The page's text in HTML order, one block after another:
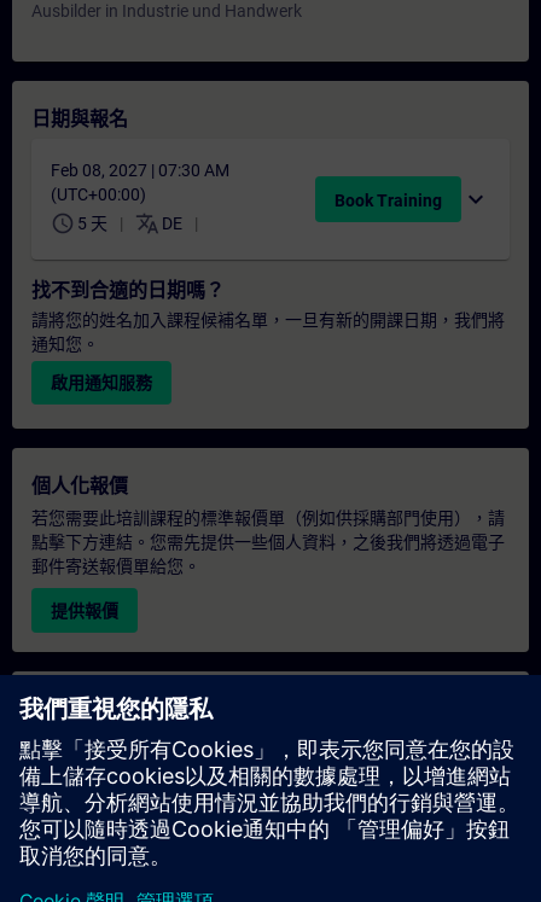
Ausbilder in Industrie und Handwerk
日期與報名
Feb 08, 2027 | 07:30 AM
(UTC+00:00)
schedule 5 天 translate DE
Book Training expand_more
找不到合適的日期嗎？
請將您的姓名加入課程候補名單，一旦有新的開課日期，我們將
通知您。
啟用通知服務
個人化報價
若您需要此培訓課程的標準報價單（例如供採購部門使用），請
點擊下方連結。您需先提供一些個人資料，之後我們將透過電子
郵件寄送報價單給您。
提供報價
專屬培訓諮詢
若您需要針對專屬培訓課程（無論是現場、線上或於我們的
SITRAIN 培訓中心舉辦）索取報價，請填寫下方的諮詢表單。此
類請求適合較大規模的團體（6 人以上）。提供您的聯絡資料及
培訓需求後，我們將向您發送報價單。
索取專屬報價